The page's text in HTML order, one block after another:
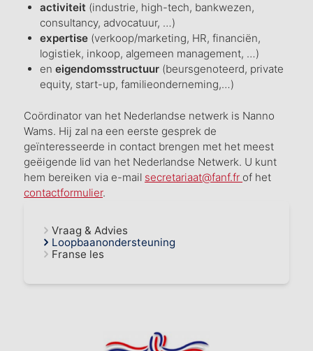
activiteit(industrie, high-tech, bankwezen,
consultancy, advocatuur, …)
expertise(verkoop/marketing, HR, financiën,
logistiek, inkoop, algemeen management, …)
en eigendomsstructuur (beursgenoteerd, private
equity, start-up, familieonderneming,…)
Coördinator van het Nederlandse netwerk is Nanno
Wams. Hij zal na een eerste gesprek de
geïnteresseerde in contact brengen met het meest
geëigende lid van het Nederlandse Netwerk. U kunt
hem bereiken via e-mail secretariaat@fanf.fr of het
contactformulier.
Vraag & Advies
Loopbaanondersteuning
Franse les